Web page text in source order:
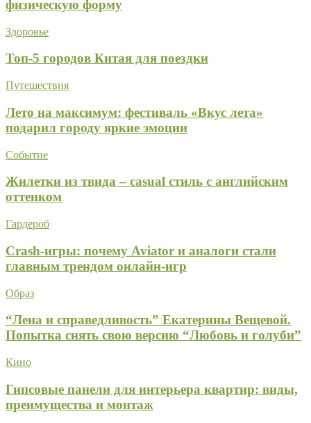
физическую форму
Здоровье
Топ-5 городов Китая для поездки
Путешествия
Лето на максимум: фестиваль «Вкус лета»
подарил городу яркие эмоции
Событие
Жилетки из твида – casual стиль с английским
оттенком
Гардероб
Crash-игры: почему Aviator и аналоги стали
главным трендом онлайн-игр
Образ
“Лена и справедливость” Екатерины Вещевой.
Попытка снять свою версию “Любовь и голуби”
Кино
Гипсовые панели для интерьера квартир: виды,
преимущества и монтаж